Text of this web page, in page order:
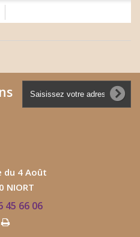
du 4 Août
NIORT
45 66 06